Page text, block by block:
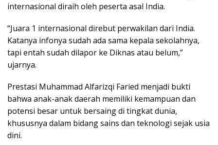
internasional diraih oleh peserta asal India.
“Juara 1 internasional direbut perwakilan dari India.
Katanya infonya sudah ada sama kepala sekolahnya,
tapi entah sudah dilapor ke Diknas atau belum,”
ujarnya.
Prestasi Muhammad Alfarizqi Faried menjadi bukti
bahwa anak-anak daerah memiliki kemampuan dan
potensi besar untuk bersaing di tingkat dunia,
khususnya dalam bidang sains dan teknologi sejak usia
dini.